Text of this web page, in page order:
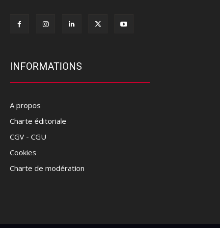
INFORMATIONS
A propos
Charte éditoriale
CGV - CGU
Cookies
Charte de modération